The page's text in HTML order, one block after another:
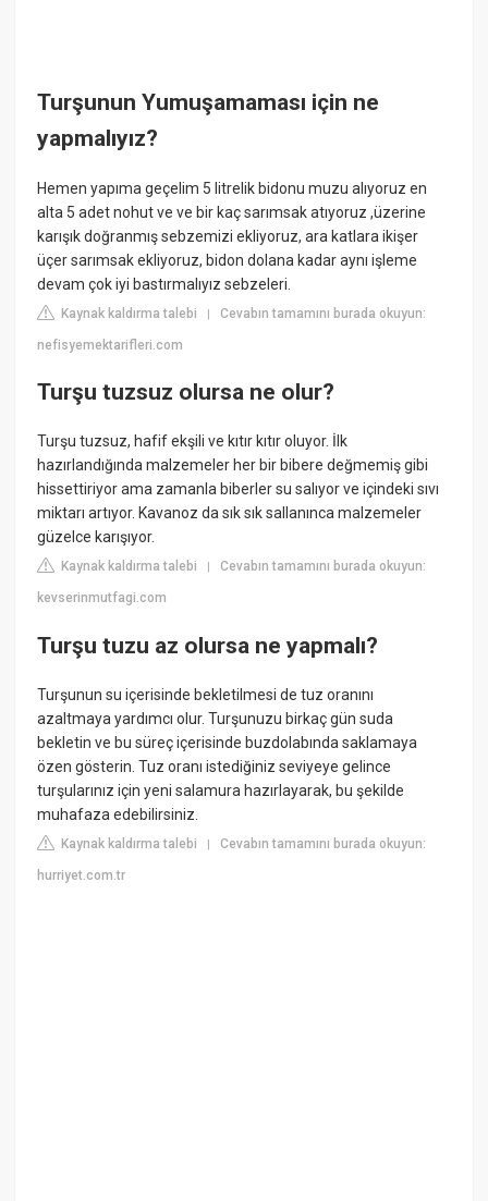
Turşunun Yumuşamaması için ne
yapmalıyız?
Hemen yapıma geçelim 5 litrelik bidonu muzu alıyoruz en
alta 5 adet nohut ve ve bir kaç sarımsak atıyoruz ,üzerine
karışık doğranmış sebzemizi ekliyoruz, ara katlara ikişer
üçer sarımsak ekliyoruz, bidon dolana kadar aynı işleme
devam çok iyi bastırmalıyız sebzeleri.
Kaynak kaldırma talebi |Cevabın tamamını burada okuyun:
nefisyemektarifleri.com
Turşu tuzsuz olursa ne olur?
Turşu tuzsuz, hafif ekşili ve kıtır kıtır oluyor. İlk
hazırlandığında malzemeler her bir bibere değmemiş gibi
hissettiriyor ama zamanla biberler su salıyor ve içindeki sıvı
miktarı artıyor. Kavanoz da sık sık sallanınca malzemeler
güzelce karışıyor.
Kaynak kaldırma talebi |Cevabın tamamını burada okuyun:
kevserinmutfagi.com
Turşu tuzu az olursa ne yapmalı?
Turşunun su içerisinde bekletilmesi de tuz oranını
azaltmaya yardımcı olur. Turşunuzu birkaç gün suda
bekletin ve bu süreç içerisinde buzdolabında saklamaya
özen gösterin. Tuz oranı istediğiniz seviyeye gelince
turşularınız için yeni salamura hazırlayarak, bu şekilde
muhafaza edebilirsiniz.
Kaynak kaldırma talebi |Cevabın tamamını burada okuyun:
hurriyet.com.tr